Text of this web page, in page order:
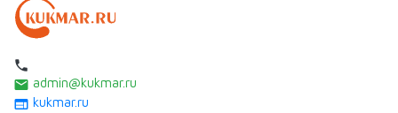
local_phone
email admin@kukmar.ru
web kukmar.ru